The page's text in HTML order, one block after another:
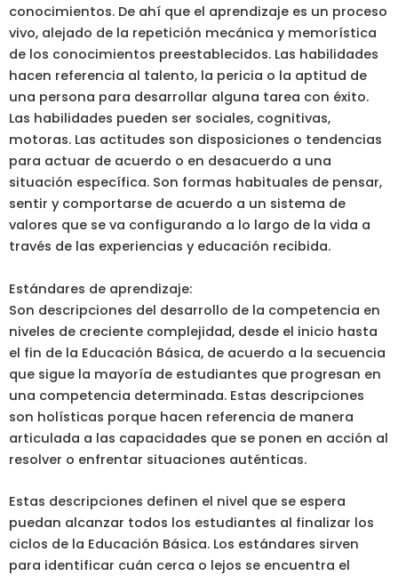
conocimientos. De ahí que el aprendizaje es un proceso
vivo, alejado de la repetición mecánica y memorística
de los conocimientos preestablecidos. Las habilidades
hacen referencia al talento, la pericia o la aptitud de
una persona para desarrollar alguna tarea con éxito.
Las habilidades pueden ser sociales, cognitivas,
motoras. Las actitudes son disposiciones o tendencias
para actuar de acuerdo o en desacuerdo a una
situación específica. Son formas habituales de pensar,
sentir y comportarse de acuerdo a un sistema de
valores que se va configurando a lo largo de la vida a
través de las experiencias y educación recibida.
Estándares de aprendizaje:
Son descripciones del desarrollo de la competencia en
niveles de creciente complejidad, desde el inicio hasta
el fin de la Educación Básica, de acuerdo a la secuencia
que sigue la mayoría de estudiantes que progresan en
una competencia determinada. Estas descripciones
son holísticas porque hacen referencia de manera
articulada a las capacidades que se ponen en acción al
resolver o enfrentar situaciones auténticas.
Estas descripciones definen el nivel que se espera
puedan alcanzar todos los estudiantes al finalizar los
ciclos de la Educación Básica. Los estándares sirven
para identificar cuán cerca o lejos se encuentra el